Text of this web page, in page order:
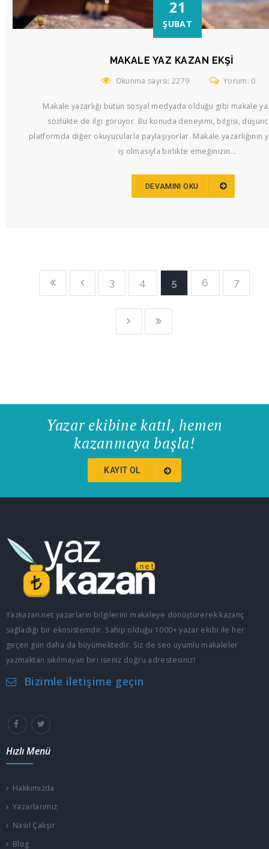
21
ŞUBAT
MAKALE YAZ KAZAN EKŞI
Okunma sayısı: 2279 Yorum: 0
Makale yazarlığı bütün sosyal medyada olduğu gibi makale
sözlükte de ilgi görüyor. Bu konuda deneyimi, bilgisi,
platformda diğer okuyucularla paylaşıyorlar. Makale yazarlığının
iş olmasıyla birlikte emeğinizin...
DEVAMINI OKU
3 4 5 6 7
Yazar ekibine katıl, hemen
kazanmaya başla!
KAYIT OL
Yazkazan.net yazarların bilgilerini makaleye dönüştürerek kazanç
sağladığı bir ekosistemdir. Sahip olduğu 1000+ yazar ekibi ile her
geçen gün daha da büyümektedir. Siz de seo uyumlu makaleler
yazmaktan sıkılmayan biri iseniz doğru adrestesiniz!
Bizimle iletişime geçin
Hızlı Menü
Hakkımızda
Yazarlarımız
Nasıl Çalışır
Blog